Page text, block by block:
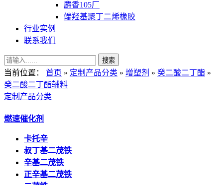
麝香105厂
端羟基聚丁二烯橡胶
行业实例
联系我们
当前位置： 首页 » 定制产品分类 » 增塑剂 » 癸二酸二丁酯 »
癸二酸二丁酯辅料
定制产品分类
燃速催化剂
卡托辛
叔丁基二茂铁
辛基二茂铁
正辛基二茂铁